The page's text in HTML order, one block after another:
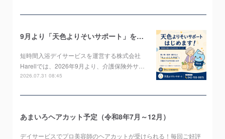
9月より「天色よりそいサポート」をスタートします！
短時間入浴デイサービスを運営する株式会社
Harellでは、2026年9月より、介護保険外サ…
2026.07.31 08:45
あまいろヘアカット予定（令和8年7月～12月）
デイサービスでプロ美容師のヘアカットが受けられる！毎回ご好評